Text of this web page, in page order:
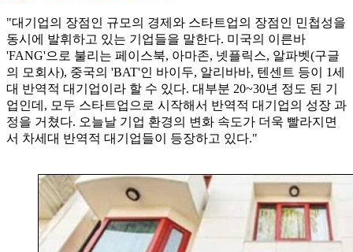
"대기업의 장점인 규모의 경제와 스타트업의 장점인 민첩성을
동시에 발휘하고 있는 기업들을 말한다. 미국의 이른바
'FANG'으로 불리는 페이스북, 아마존, 넷플릭스, 알파벳(구글
의 모회사), 중국의 'BAT'인 바이두, 알리바바, 텐센트 등이 1세
대 반역적 대기업이라 할 수 있다. 대부분 20~30년 정도 된 기
업인데, 모두 스타트업으로 시작해서 반역적 대기업의 성장 과
정을 거쳤다. 오늘날 기업 환경의 변화 속도가 더욱 빨라지면
서 차세대 반역적 대기업들이 등장하고 있다."